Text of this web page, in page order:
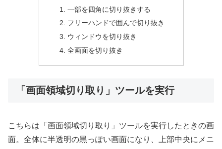
一部を四角に切り抜きする
フリーハンドで囲んで切り抜き
ウィンドウを切り抜き
全画面を切り抜き
「画面領域切り取り」ツールを実行
こちらは「画面領域切り取り」ツールを実行したときの画
面。全体に半透明の黒っぽい画面になり、上部中央にメニ